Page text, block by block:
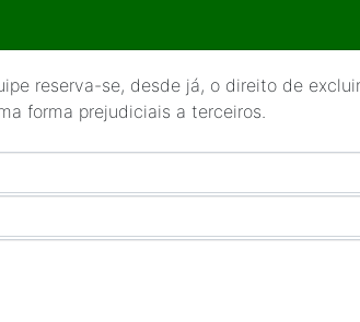
reserva-se, desde já, o direito de
forma prejudiciais a terceiros.